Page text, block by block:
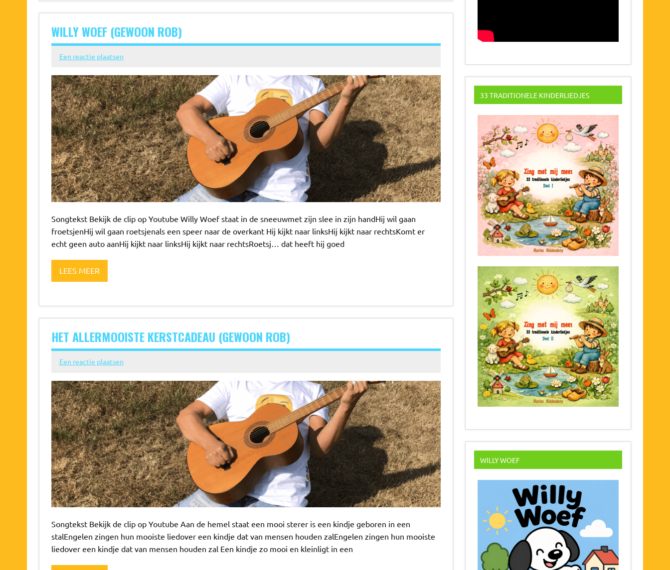
WILLY WOEF (GEWOON ROB)
Een reactie plaatsen
Songtekst Bekijk de clip op Youtube Willy Woef staat in de sneeuwmet zijn slee in zijn handHij wil gaan
froetsjenHij wil gaan roetsjenals een speer naar de overkant Hij kijkt naar linksHij kijkt naar rechtsKomt er
echt geen auto aanHij kijkt naar linksHij kijkt naar rechtsRoetsj… dat heeft hij goed
LEES MEER
HET ALLERMOOISTE KERSTCADEAU (GEWOON ROB)
Een reactie plaatsen
Songtekst Bekijk de clip op Youtube Aan de hemel staat een mooi sterer is een kindje geboren in een
stalEngelen zingen hun mooiste liedover een kindje dat van mensen houden zalEngelen zingen hun mooiste
liedover een kindje dat van mensen houden zal Een kindje zo mooi en kleinligt in een
33 TRADITIONELE KINDERLIEDJES
WILLY WOEF